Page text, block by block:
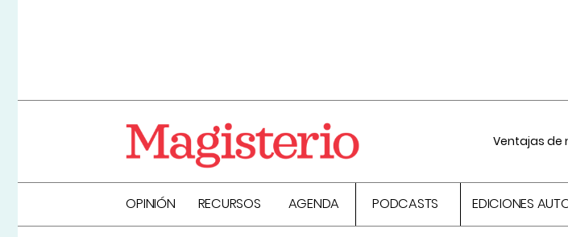
Ventajas de
OPINIÓN RECURSOS AGENDA PODCASTS EDICIONES